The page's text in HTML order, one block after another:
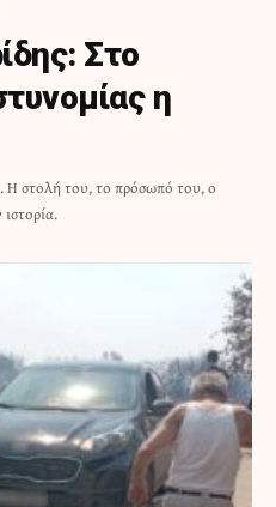
Στο
η
Η στολή του, το πρόσωπό του, ο